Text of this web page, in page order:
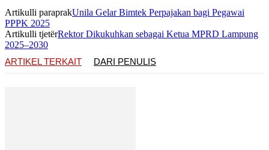
Artikulli paraprakUnila Gelar Bimtek Perpajakan bagi Pegawai
PPPK 2025
Artikulli tjetërRektor Dikukuhkan sebagai Ketua MPRD Lampung
2025–2030
ARTIKEL TERKAIT
DARI PENULIS